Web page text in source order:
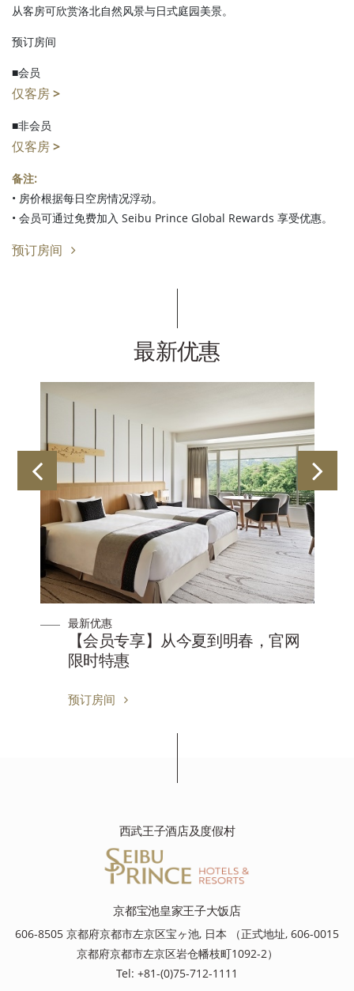
从客房可欣赏洛北自然风景与日式庭园美景。
预订房间
■会员
仅客房 >
■非会员
仅客房 >
备注:
• 房价根据每日空房情况浮动。
• 会员可通过免费加入 Seibu Prince Global Rewards 享受优惠。
预订房间
最新优惠
最新优惠
【会员专享】从今夏到明春，官网
限时特惠
预订房间
西武王子酒店及度假村
京都宝池皇家王子大饭店
606-8505 京都府京都市左京区宝ヶ池, 日本 （正式地址, 606-0015
京都府京都市左京区岩仓幡枝町1092-2）
Tel: +81-(0)75-712-1111